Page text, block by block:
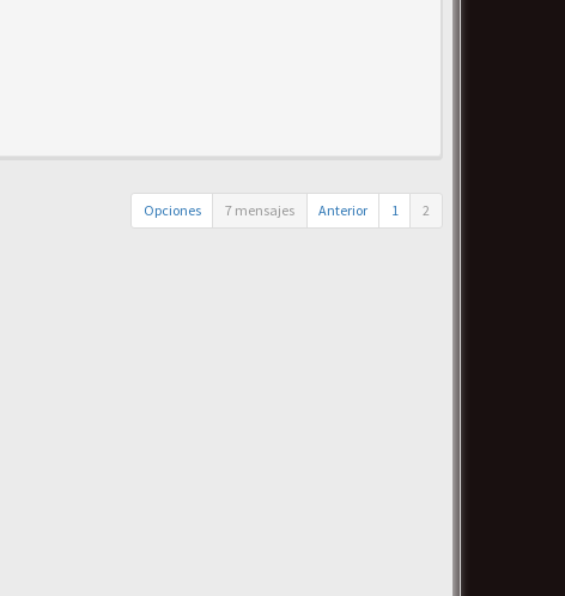
Opciones 7 mensajes Anterior 1 2